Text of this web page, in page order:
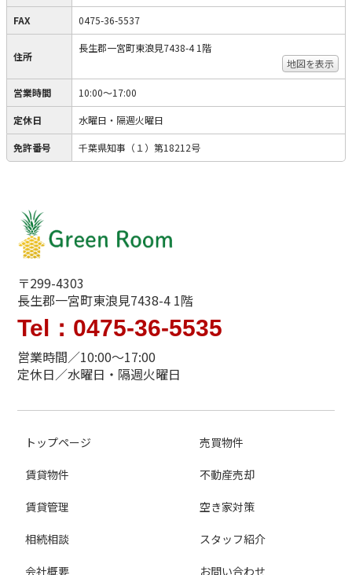
FAX 0475-36-5537
住所
長生郡一宮町東浪見7438-4 1階
地図を表示
営業時間 10:00～17:00
定休日 水曜日・隔週火曜日
免許番号 千葉県知事（１）第18212号
〒299-4303
長生郡一宮町東浪見7438-4 1階
Tel：0475-36-5535
営業時間／10:00～17:00
定休日／水曜日・隔週火曜日
トップページ 売買物件
賃貸物件 不動産売却
賃貸管理 空き家対策
相続相談 スタッフ紹介
会社概要 お問い合わせ